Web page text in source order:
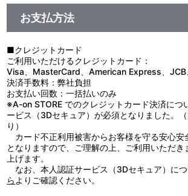
＜収録曲＞
1：プロローグ～たまにはいいと思いますよ～
2：遊園地を回りましょう
3：遊園地で勝負です
4：遊園地で勝負だったはずですが
5：遊園地で最終決戦です
6：エピローグ～たまにはいいと思いました～
7：キャストコメント
お支払方法
■クレジットカード
ご利用いただけるクレジットカード：
Visa、MasterCard、American Express、JCB
決済手数料：弊社負担
お支払い回数：一括払いのみ
※A-on STORE でのクレジットカード決済につ
ービス（3Dセキュア）が必須となりました。
り）
カード不正利用被害からお客様を守る安心安
となりますので、ご理解の上、ご利用いただき
上げます。
なお、本人認証サービス（3Dセキュア）に
ら よりご確認ください。